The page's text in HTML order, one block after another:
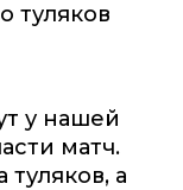
туляков
у нашей
матч.
туляков, а